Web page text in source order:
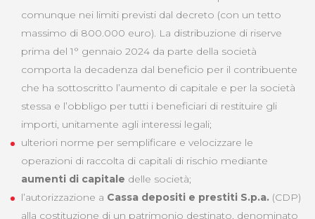
comunque nei limiti previsti dal decreto (con un tetto
massimo di 800.000 euro). La distribuzione di riserve
prima del 1° gennaio 2024 da parte della società
comporta la decadenza dal beneficio per il contribuente
che ha sottoscritto l’aumento di capitale e per la società
stessa e l’obbligo per tutti i beneficiari di restituire gli
importi, unitamente agli interessi legali;
ulteriori norme per semplificare e velocizzare le
operazioni di raccolta di capitali di rischio mediante
aumenti di capitale delle società;
l’autorizzazione a Cassa depositi e prestiti S.p.a. (CDP)
alla costituzione di un patrimonio destinato, denominato